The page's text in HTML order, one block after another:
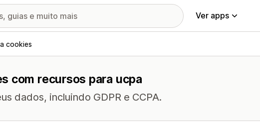
Ver apps
cookies
com recursos para ucpa
dados, incluindo GDPR e CCPA.